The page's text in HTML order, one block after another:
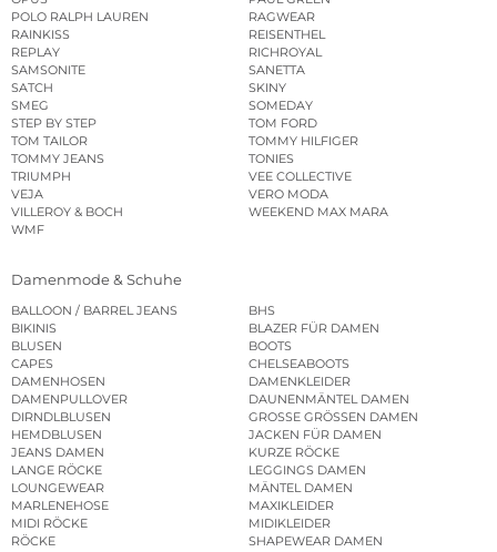
POLO RALPH LAUREN
RAGWEAR
RAINKISS
REISENTHEL
REPLAY
RICHROYAL
SAMSONITE
SANETTA
SATCH
SKINY
SMEG
SOMEDAY
STEP BY STEP
TOM FORD
TOM TAILOR
TOMMY HILFIGER
TOMMY JEANS
TONIES
TRIUMPH
VEE COLLECTIVE
VEJA
VERO MODA
VILLEROY & BOCH
WEEKEND MAX MARA
WMF
Damenmode & Schuhe
BALLOON / BARREL JEANS
BHS
BIKINIS
BLAZER FÜR DAMEN
BLUSEN
BOOTS
CAPES
CHELSEABOOTS
DAMENHOSEN
DAMENKLEIDER
DAMENPULLOVER
DAUNENMÄNTEL DAMEN
DIRNDLBLUSEN
GROSSE GRÖSSEN DAMEN
HEMDBLUSEN
JACKEN FÜR DAMEN
JEANS DAMEN
KURZE RÖCKE
LANGE RÖCKE
LEGGINGS DAMEN
LOUNGEWEAR
MÄNTEL DAMEN
MARLENEHOSE
MAXIKLEIDER
MIDI RÖCKE
MIDIKLEIDER
RÖCKE
SHAPEWEAR DAMEN